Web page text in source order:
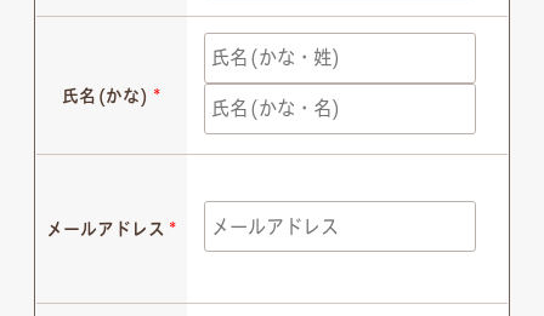
氏名(かな) *
メールアドレス *